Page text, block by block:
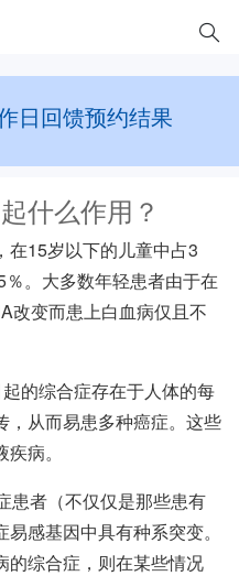
日回馈预约结果
什么作用？
在15岁以下的儿童中占3
。大多数年轻患者由于在
改变而患上白血病仅且不
的综合症存在于人体的每
，从而易患多种癌症。这些
病。
患者（不仅仅是那些患有
感基因中具有种系突变。
的综合症，则在某些情况